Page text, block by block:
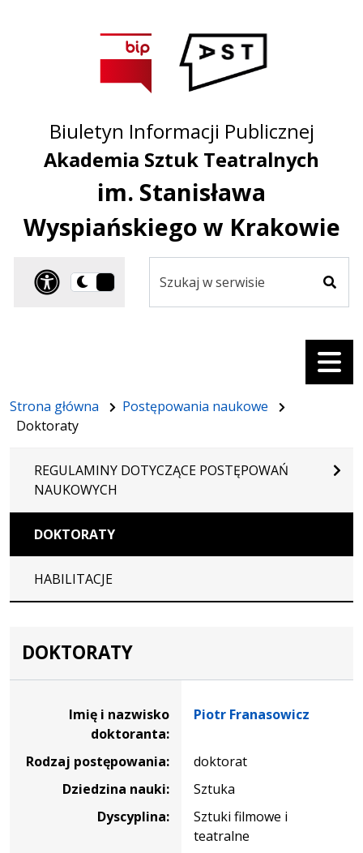
Przejdź do
głównego menu
Przejdź do treści
Przejdź do mapy
serwisu
Biuletyn Informacji Publicznej
Akademia Sztuk Teatralnych
im. Stanisława
Wyspiańskiego w Krakowie
Panel dostosowania
Przełącz
serwisie
Menu
Strona główna
Postępowania naukowe
Doktoraty
REGULAMINY DOTYCZĄCE POSTĘPOWAŃ
NAUKOWYCH
DOKTORATY
HABILITACJE
DOKTORATY
Imię i nazwisko
doktoranta:
Piotr Franasowicz
Rodzaj postępowania:
doktorat
Dziedzina nauki:
Sztuka
Dyscyplina:
Sztuki filmowe i
teatralne